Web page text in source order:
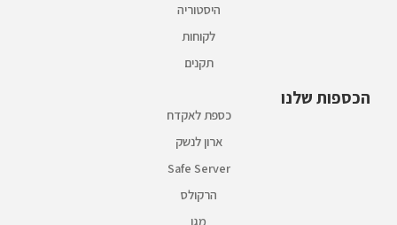
היסטוריה
לקוחות
תקנים
הכספות שלנו
כספת לאקדח
ארון לנשק
Safe Server
הרקולס
מגן